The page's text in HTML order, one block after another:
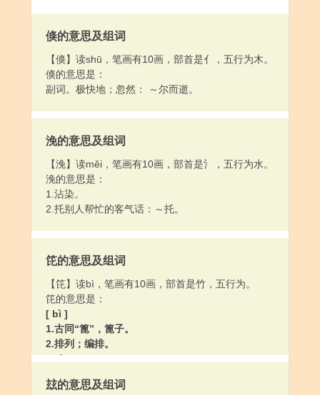
倏的意思及组词
【倏】读shū，笔画有10画，部首是亻，五行为木。
倏的意思是：
副词。极快地；忽然： ～尔而逝。
浼的意思及组词
【浼】读měi，笔画有10画，部首是氵，五行为水。
浼的意思是：
1.沾染。
2.托别人帮忙的客气话：～托。
笓的意思及组词
【笓】读bì，笔画有10画，部首是竹，五行为。
笓的意思是：
[ bì ]
1.古同“篦”，篦子。
2.排列；编排。
[ pí ]
2.用竹或荆柳编织的障碍物。
玆的意思及组词